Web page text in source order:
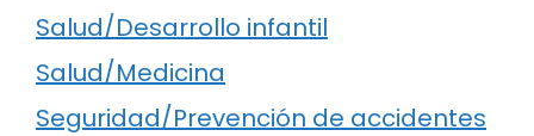
Salud/Desarrollo infantil
Salud/Medicina
Seguridad/Prevención de accidentes